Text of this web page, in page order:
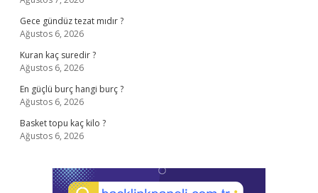
Gece gündüz tezat mıdır ?
Ağustos 6, 2026
Kuran kaç suredir ?
Ağustos 6, 2026
En güçlü burç hangi burç ?
Ağustos 6, 2026
Basket topu kaç kilo ?
Ağustos 6, 2026